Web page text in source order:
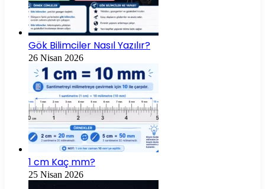
Gök Bilimciler Nasıl Yazılır?
26 Nisan 2026
1 cm Kaç mm?
25 Nisan 2026